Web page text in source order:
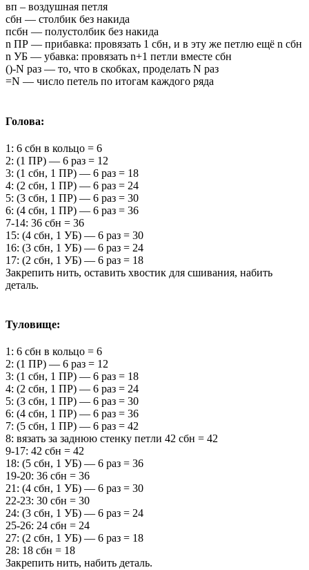
вп – воздушная петля
сбн — столбик без накида
псбн — полустолбик без накида
n ПР — прибавка: провязать 1 сбн, и в эту же петлю ещё n сбн
n УБ — убавка: провязать n+1 петли вместе сбн
()-N раз — то, что в скобках, проделать N раз
=N — число петель по итогам каждого ряда
Голова:
1: 6 сбн в кольцо = 6
2: (1 ПР) — 6 раз = 12
3: (1 сбн, 1 ПР) — 6 раз = 18
4: (2 сбн, 1 ПР) — 6 раз = 24
5: (3 сбн, 1 ПР) — 6 раз = 30
6: (4 сбн, 1 ПР) — 6 раз = 36
7-14: 36 сбн = 36
15: (4 сбн, 1 УБ) — 6 раз = 30
16: (3 сбн, 1 УБ) — 6 раз = 24
17: (2 сбн, 1 УБ) — 6 раз = 18
Закрепить нить, оставить хвостик для сшивания, набить
деталь.
Туловище:
1: 6 сбн в кольцо = 6
2: (1 ПР) — 6 раз = 12
3: (1 сбн, 1 ПР) — 6 раз = 18
4: (2 сбн, 1 ПР) — 6 раз = 24
5: (3 сбн, 1 ПР) — 6 раз = 30
6: (4 сбн, 1 ПР) — 6 раз = 36
7: (5 сбн, 1 ПР) — 6 раз = 42
8: вязать за заднюю стенку петли 42 сбн = 42
9-17: 42 сбн = 42
18: (5 сбн, 1 УБ) — 6 раз = 36
19-20: 36 сбн = 36
21: (4 сбн, 1 УБ) — 6 раз = 30
22-23: 30 сбн = 30
24: (3 сбн, 1 УБ) — 6 раз = 24
25-26: 24 сбн = 24
27: (2 сбн, 1 УБ) — 6 раз = 18
28: 18 сбн = 18
Закрепить нить, набить деталь.